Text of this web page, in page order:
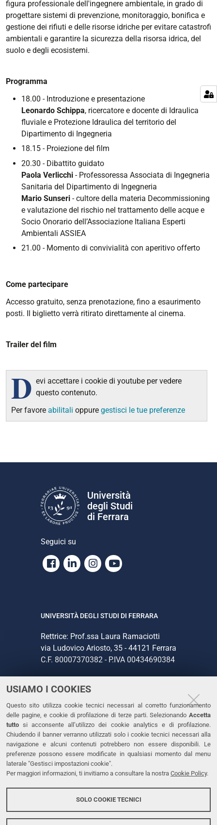
USIAMO I COOKIES
Questo sito utilizza cookie tecnici necessari al corretto funzionamento
delle pagine, e cookie di profilazione di terze parti. Selezionando Accetta
tutto si acconsente all’utilizzo dei cookie analytics e di profilazione.
Chiudendo il banner verranno utilizzati solo i cookie tecnici necessari alla
navigazione e alcuni contenuti potrebbero non essere disponibili. Le
preferenze possono essere modificate in qualsiasi momento dal menu
laterale "Gestisci impostazioni cookie".
Per maggiori informazioni, ti invitiamo a consultare la nostra Cookie Policy.
SOLO COOKIE TECNICI
figura professionale dell'ingegnere ambientale, in grado di
progettare sistemi di prevenzione, monitoraggio, bonifica e
gestione dei rifiuti e delle risorse idriche per evitare catastrofi
ambientali e garantire la sicurezza della risorsa idrica, del
suolo e degli ecosistemi.
Programma
18.00 - Introduzione e presentazione
Leonardo Schippa, ricercatore e docente di Idraulica
fluviale e Protezione Idraulica del territorio del
Dipartimento di Ingegneria
18.15 - Proiezione del film
20.30 - Dibattito guidato
Paola Verlicchi - Professoressa Associata di Ingegneria
Sanitaria del Dipartimento di Ingegneria
Mario Sunseri - cultore della materia Decommissioning
e valutazione del rischio nel trattamento delle acque e
Socio Onorario dell’Associazione Italiana Esperti
Ambientali ASSIEA
21.00 - Momento di convivialità con aperitivo offerto
Come partecipare
Accesso gratuito, senza prenotazione, fino a esaurimento
posti. Il biglietto verrà ritirato direttamente al cinema.
Trailer del film
D evi accettare i cookie di youtube per vedere
questo contenuto.
Per favore abilitali oppure gestisci le tue preferenze
Università
degli Studi
di Ferrara
Seguici su
Facebook
LinkedinInstagram
Youtube
UNIVERSITÀ DEGLI STUDI DI FERRARA
Rettrice: Prof.ssa Laura Ramaciotti
via Ludovico Ariosto, 35 - 44121 Ferrara
C.F. 80007370382 - P.IVA 00434690384
CONTATTI
Tel. +39 0532 293111
Fax. +39 0532 293031
PEC
LINKS
Dichiarazione di accessibilità
Protezione dati personali